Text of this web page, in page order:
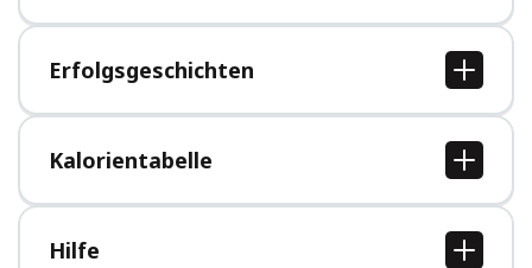
Über uns
Jobs
Presse
Erfolgsgeschichten
Alle Erfolgsgeschichten
Kalorientabelle
Alle Kalorientabellen
Hilfe